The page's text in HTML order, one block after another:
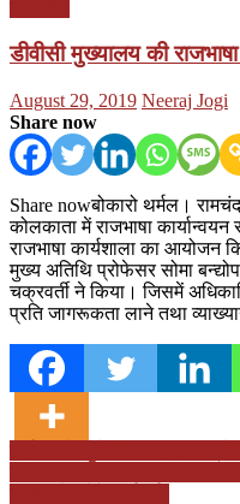
डीवीसी मुख्यालय की
Posted
on
August 29, 2019 Author
Neeraj Jogi
Share now
Share nowबोकारो थर्मल।
कोलकाता में राजभाषा
राजभाषा कार्यशाला का आयोजन
मुख्य अतिथि प्रोफेसर सोमा
चक्रवर्ती ने किया। जिसमें
प्रति जागरूकता लाने तथा
Post
navigation